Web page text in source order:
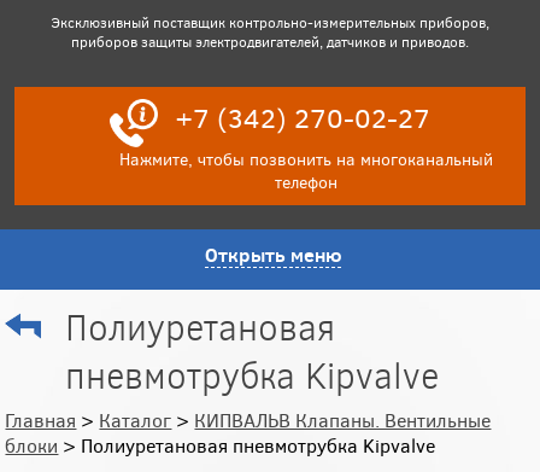
Эксклюзивный поставщик контрольно-измерительных приборов,
приборов защиты электродвигателей, датчиков и приводов.
+7 (342) 270-02-27
Нажмите, чтобы позвонить на многоканальный
телефон
Открыть меню
Полиуретановая
пневмотрубка Kipvalve
Главная > Каталог > КИПВАЛЬВ Клапаны. Вентильные
блоки > Полиуретановая пневмотрубка Kipvalve